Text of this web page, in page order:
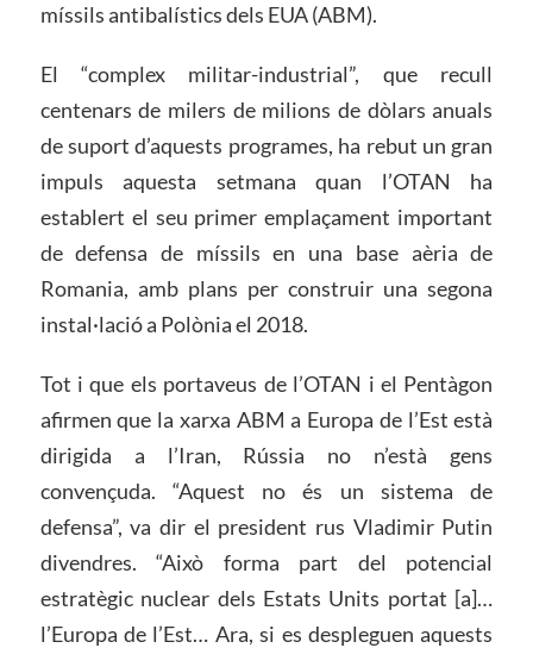
míssils antibalístics dels EUA (ABM).
El “complex militar-industrial”, que recull
centenars de milers de milions de dòlars anuals
de suport d’aquests programes, ha rebut un gran
impuls aquesta setmana quan l’OTAN ha
establert el seu primer emplaçament important
de defensa de míssils en una base aèria de
Romania, amb plans per construir una segona
instal·lació a Polònia el 2018.
Tot i que els portaveus de l’OTAN i el Pentàgon
afirmen que la xarxa ABM a Europa de l’Est està
dirigida a l’Iran, Rússia no n’està gens
convençuda. “Aquest no és un sistema de
defensa”, va dir el president rus Vladimir Putin
divendres. “Això forma part del potencial
estratègic nuclear dels Estats Units portat [a]…
l’Europa de l’Est… Ara, si es despleguen aquests